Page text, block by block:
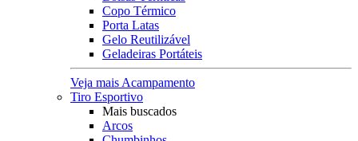
Copo Térmico
Porta Latas
Gelo Reutilizável
Geladeiras Portáteis
Veja mais Acampamento
Tiro Esportivo
Mais buscados
Arcos